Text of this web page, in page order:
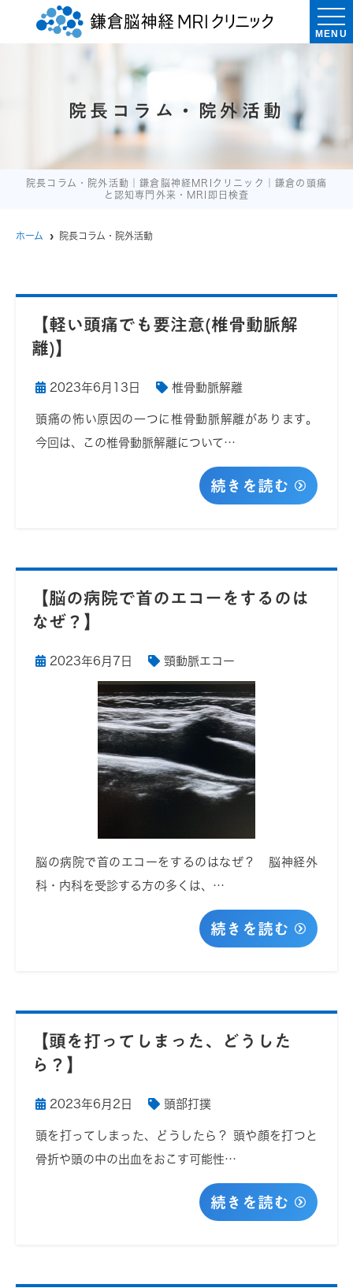
MENU
院長コラム・院外活動
院長コラム・院外活動｜鎌倉脳神経MRIクリニック｜鎌倉の頭痛
と認知専門外来・MRI即日検査
ホーム 院長コラム・院外活動
【軽い頭痛でも要注意(椎骨動脈解
離)】
2023年6月13日 椎骨動脈解離
頭痛の怖い原因の一つに椎骨動脈解離があります。
今回は、この椎骨動脈解離について…
続きを読む
【脳の病院で首のエコーをするのは
なぜ？】
2023年6月7日 頸動脈エコー
脳の病院で首のエコーをするのはなぜ？ 脳神経外
科・内科を受診する方の多くは、…
続きを読む
【頭を打ってしまった、どうした
ら？】
2023年6月2日 頭部打撲
頭を打ってしまった、どうしたら？ 頭や顔を打つと
骨折や頭の中の出血をおこす可能性…
続きを読む